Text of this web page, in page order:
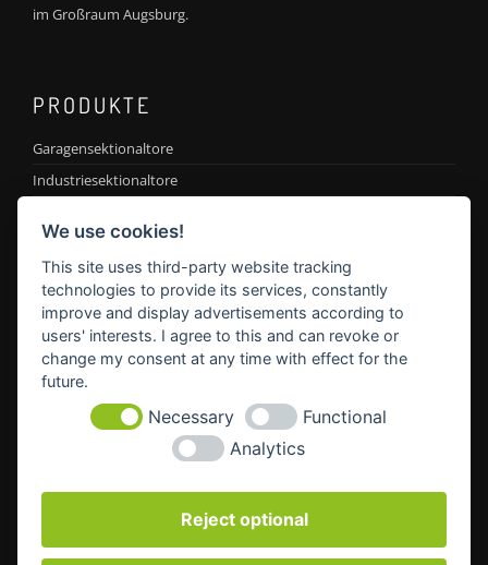
im Großraum Augsburg.
PRODUKTE
Garagensektionaltore
Industriesektionaltore
Feuer- und Rauchschutztüren
Antriebe
KONTAKT
Adresse:
Kurzer Mühlweg 4
86444 Affing
Mobil:
0174 438 69 75
info@tore-huber.de
We use cookies!
This site uses third-party website tracking
technologies to provide its services, constantly
improve and display advertisements according to
users' interests. I agree to this and can revoke or
change my consent at any time with effect for the
future.
Necessary
Functional
Analytics
Reject optional